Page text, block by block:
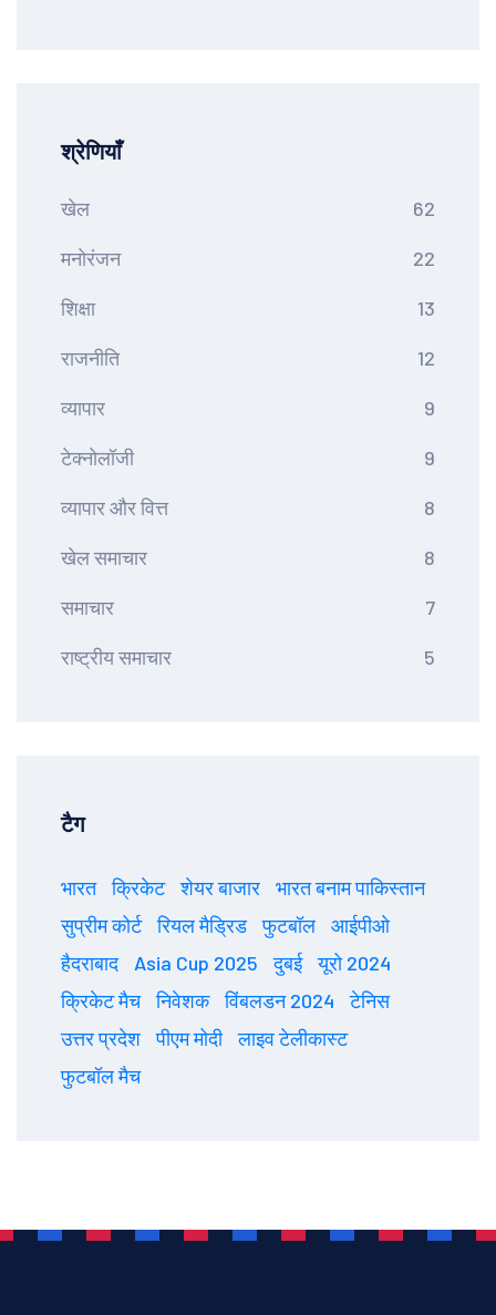
श्रेणियाँ
खेल 62
मनोरंजन 22
शिक्षा 13
राजनीति 12
व्यापार 9
टेक्नोलॉजी 9
व्यापार और वित्त 8
खेल समाचार 8
समाचार 7
राष्ट्रीय समाचार 5
टैग
भारत क्रिकेट शेयर बाजार
भारत बनाम पाकिस्तान
सुप्रीम कोर्ट
रियल मैड्रिड फुटबॉल
आईपीओ
हैदराबाद
Asia Cup 2025 दुबई
यूरो 2024
क्रिकेट मैच
निवेशक विंबलडन 2024
टेनिस
उत्तर प्रदेश
पीएम मोदी
लाइव टेलीकास्ट
फुटबॉल मैच